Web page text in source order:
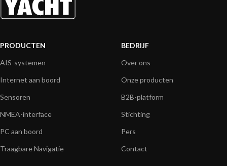
PRODUCTEN
AIS-systemen
Internet aan boord
Sensoren
NMEA-interface
PC aan boord
Traagbare Navigatie
BEDRIJF
Over ons
Onze producten
B2B-platform
Stichting
Pers
Contact